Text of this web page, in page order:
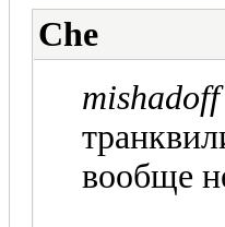
Che
вообще